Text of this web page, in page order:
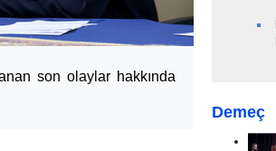
son olaylar hakkında
Demeç